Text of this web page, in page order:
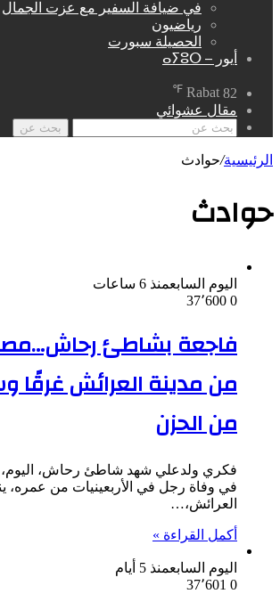
في ضيافة السفير مع عزت الجمال
رياضيون
الحصيلة سبورت
أيور – ⴰⵢⵓⵔ
Rabat 82
℉
مقال عشوائي
بحث عن
الرئيسية/حوادث
حوادث
اليوم السابعمنذ 6 ساعات
0
فاجعة بشاطئ
من مدينة العرائش غرقًا
من الحزن
فكري ولدعلي شهد شاطئ رحاش، اليوم،
في وفاة رجل في الأربعينيات من عمره،
العرائش،…
أكمل القراءة »
اليوم السابعمنذ 5 أيام
0